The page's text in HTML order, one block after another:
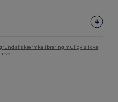
grund af skærmkalibrering muligvis ikke